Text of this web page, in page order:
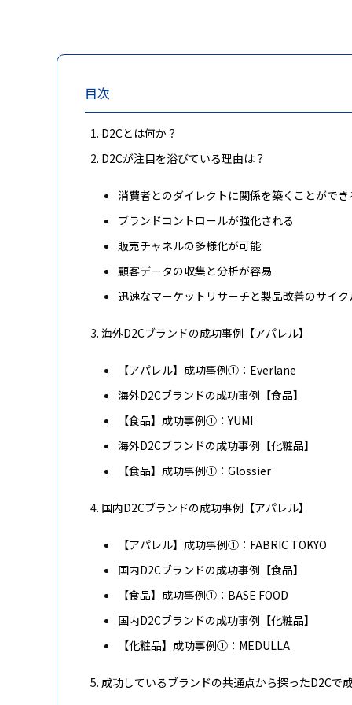
目次
D2Cとは何か？
D2Cが注目を浴びている理由は？
消費者とのダイレクトに関係を築くことができ
ブランドコントロールが強化される
販売チャネルの多様化が可能
顧客データの収集と分析が容易
迅速なマーケットリサーチと製品改善のサイ
海外D2Cブランドの成功事例【アパレル】
【アパレル】成功事例①：Everlane
海外D2Cブランドの成功事例【食品】
【食品】成功事例①：YUMI
海外D2Cブランドの成功事例【化粧品】
【食品】成功事例①：Glossier
国内D2Cブランドの成功事例【アパレル】
【アパレル】成功事例①：FABRIC TOKYO
国内D2Cブランドの成功事例【食品】
【食品】成功事例①：BASE FOOD
国内D2Cブランドの成功事例【化粧品】
【化粧品】成功事例①：MEDULLA
成功しているブランドの共通点から探ったD2Cで